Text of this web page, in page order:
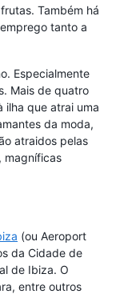
Também há
tanto a
Especialmente
Mais de quatro
ilha que atrai uma
da moda,
atraidos pelas
magníficas
(ou Aeroport
da Cidade de
de Ibiza. O
entre outros